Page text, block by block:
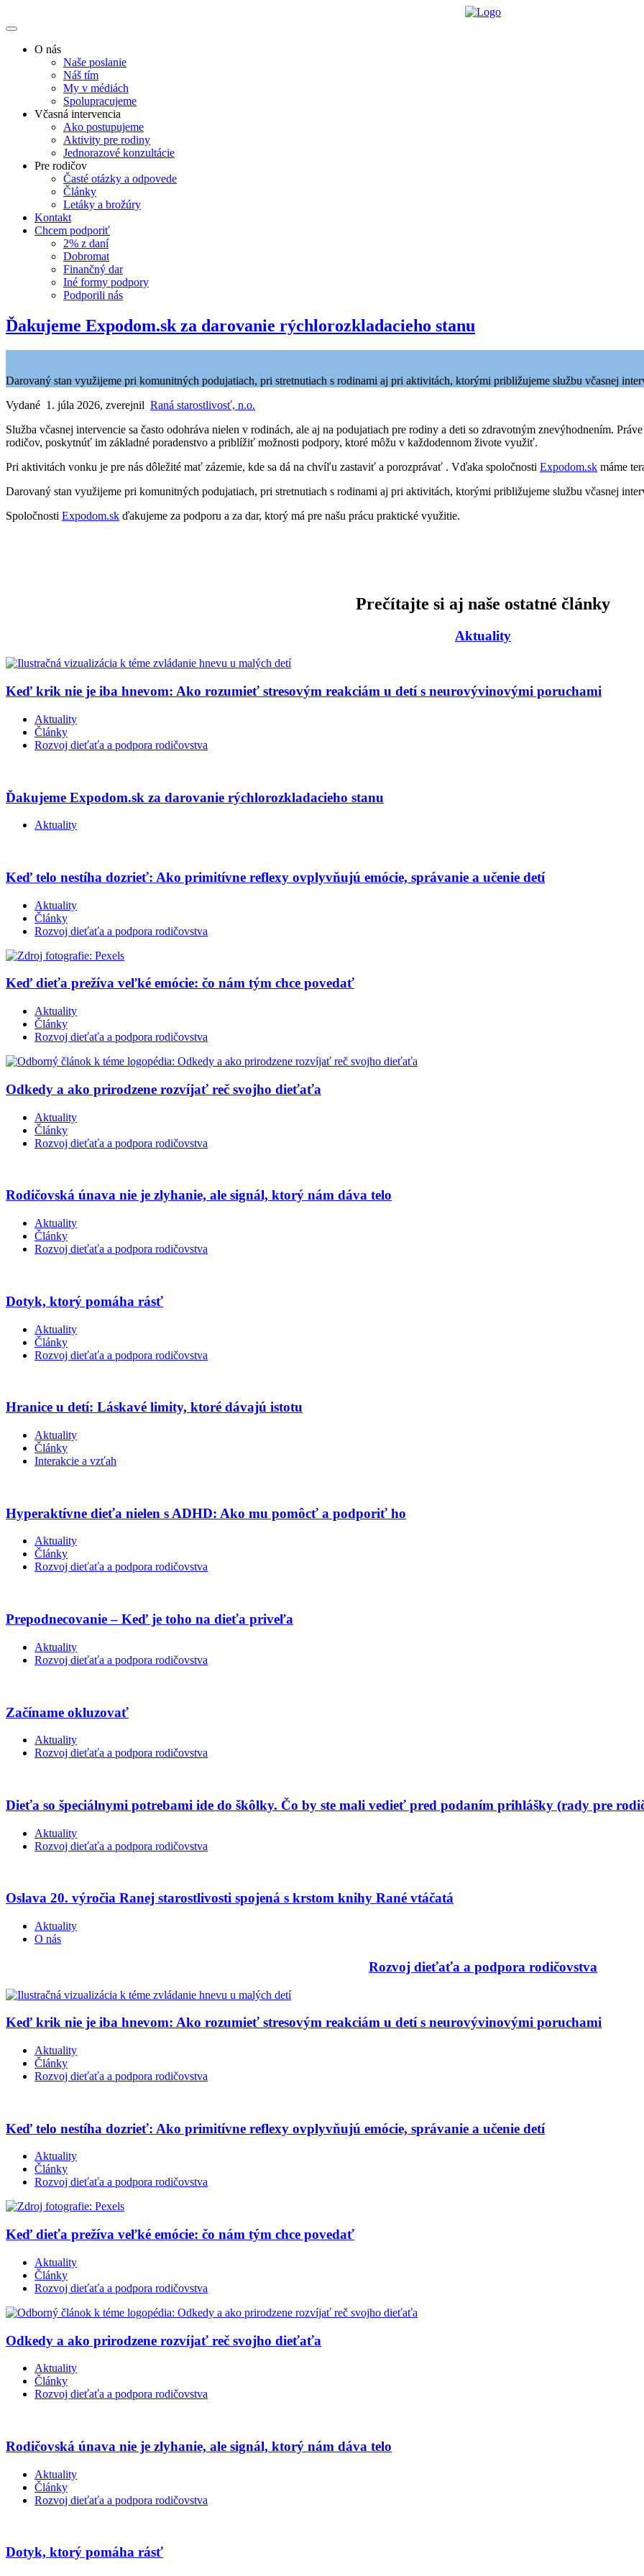
O nás
Naše poslanie
Náš tím
My v médiách
Spolupracujeme
Včasná intervencia
Ako postupujeme
Aktivity pre rodiny
Jednorazové konzultácie
Pre rodičov
Časté otázky a odpovede
Články
Letáky a brožúry
Kontakt
Chcem podporiť
2% z daní
Dobromat
Finančný dar
Iné formy podpory
Podporili nás
Ďakujeme Expodom.sk za darovanie rýchlorozkladacieho stanu
Darovaný stan využijeme pri komunitných podujatiach, pri stretnutiach s rodinami aj pri aktivitách, ktorými približujeme službu včasnej
Vydané 1. júla 2026, zverejnil Raná starostlivosť, n.o.
Služba včasnej intervencie sa často odohráva nielen v rodinách, ale aj na podujatiach pre rodiny a deti so zdravotným znevýhodnením.
rodičov, poskytnúť im základné poradenstvo a priblížiť možnosti podpory, ktoré môžu v každodennom živote využiť.
Pri aktivitách vonku je pre nás dôležité mať zázemie, kde sa dá na chvíľu zastaviť a porozprávať . Vďaka spoločnosti Expodom.sk máme
Darovaný stan využijeme pri komunitných podujatiach, pri stretnutiach s rodinami aj pri aktivitách, ktorými približujeme službu včasnej
Spoločnosti Expodom.sk ďakujeme za podporu a za dar, ktorý má pre našu prácu praktické využitie.
Prečítajte si aj naše ostatné články
Aktuality
Keď krik nie je iba hnevom: Ako rozumieť stresovým reakciám u detí s neurovývinovými poruchami
Aktuality
Články
Rozvoj dieťaťa a podpora rodičovstva
Ďakujeme Expodom.sk za darovanie rýchlorozkladacieho stanu
Aktuality
Keď telo nestíha dozrieť: Ako primitívne reflexy ovplyvňujú emócie, správanie a učenie detí
Aktuality
Články
Rozvoj dieťaťa a podpora rodičovstva
Keď dieťa prežíva veľké emócie: čo nám tým chce povedať
Aktuality
Články
Rozvoj dieťaťa a podpora rodičovstva
Odkedy a ako prirodzene rozvíjať reč svojho dieťaťa
Aktuality
Články
Rozvoj dieťaťa a podpora rodičovstva
Rodičovská únava nie je zlyhanie, ale signál, ktorý nám dáva telo
Aktuality
Články
Rozvoj dieťaťa a podpora rodičovstva
Dotyk, ktorý pomáha rásť
Aktuality
Články
Rozvoj dieťaťa a podpora rodičovstva
Hranice u detí: Láskavé limity, ktoré dávajú istotu
Aktuality
Články
Interakcie a vzťah
Hyperaktívne dieťa nielen s ADHD: Ako mu pomôcť a podporiť ho
Aktuality
Články
Rozvoj dieťaťa a podpora rodičovstva
Prepodnecovanie – Keď je toho na dieťa priveľa
Aktuality
Rozvoj dieťaťa a podpora rodičovstva
Začíname okluzovať
Aktuality
Rozvoj dieťaťa a podpora rodičovstva
Dieťa so špeciálnymi potrebami ide do škôlky. Čo by ste mali vedieť pred podaním prihlášky (rady pre
Aktuality
Rozvoj dieťaťa a podpora rodičovstva
Oslava 20. výročia Ranej starostlivosti spojená s krstom knihy Rané vtáčatá
Aktuality
O nás
Rozvoj dieťaťa a podpora rodičovstva
Keď krik nie je iba hnevom: Ako rozumieť stresovým reakciám u detí s neurovývinovými poruchami
Aktuality
Články
Rozvoj dieťaťa a podpora rodičovstva
Keď telo nestíha dozrieť: Ako primitívne reflexy ovplyvňujú emócie, správanie a učenie detí
Aktuality
Články
Rozvoj dieťaťa a podpora rodičovstva
Keď dieťa prežíva veľké emócie: čo nám tým chce povedať
Aktuality
Články
Rozvoj dieťaťa a podpora rodičovstva
Odkedy a ako prirodzene rozvíjať reč svojho dieťaťa
Aktuality
Články
Rozvoj dieťaťa a podpora rodičovstva
Rodičovská únava nie je zlyhanie, ale signál, ktorý nám dáva telo
Aktuality
Články
Rozvoj dieťaťa a podpora rodičovstva
Dotyk, ktorý pomáha rásť